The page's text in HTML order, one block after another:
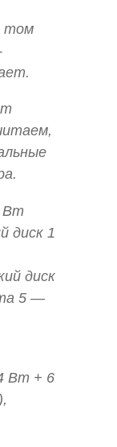
том
Вт
диск 1
диск
5 —
Вт + 6